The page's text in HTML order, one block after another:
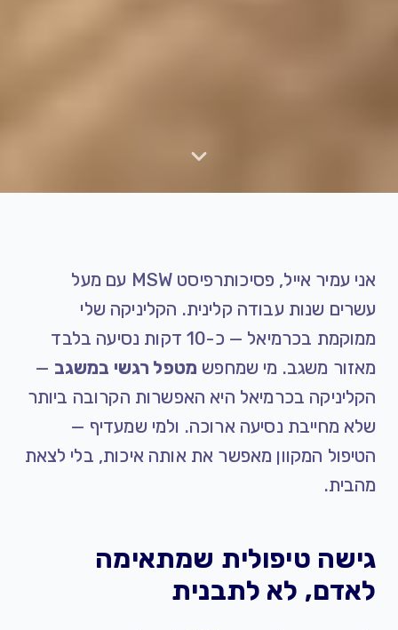
אני עמיר אייל, פסיכותרפיסט MSW עם מעל
עשרים שנות עבודה קלינית. הקליניקה שלי
ממוקמת בכרמיאל — כ-10 דקות נסיעה בלבד
מאזור משגב. מי שמחפש מטפל רגשי במשגב —
הקליניקה בכרמיאל היא האפשרות הקרובה ביותר
שלא מחייבת נסיעה ארוכה. ולמי שמעדיף —
הטיפול המקוון מאפשר את אותה איכות, בלי לצאת
מהבית.
גישה טיפולית שמתאימה
לאדם, לא לתבנית